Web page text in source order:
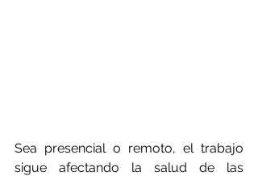
Sea presencial o remoto, el trabajo
sigue afectando la salud de las